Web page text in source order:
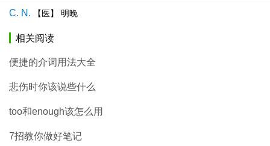
C. N. 【医】 明晚
相关阅读
便捷的介词用法大全
悲伤时你该说些什么
too和enough该怎么用
7招教你做好笔记